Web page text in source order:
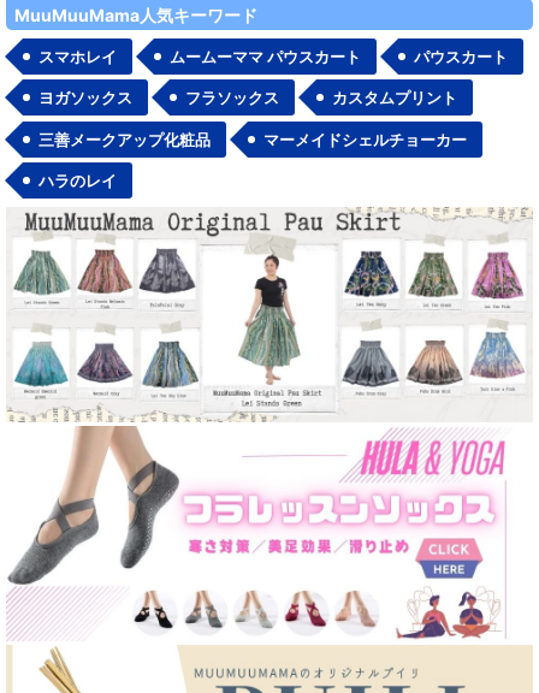
トップス＆パーカー
ボトムス
オンデマンド プリント
フラTシャツ各種
パウスカート
タヒチアンパレオ類
ハワイアン レイ 各種
ヘアクリップ&アクセサリー
ファブリック（生地）
フラ楽器
ステージコスチューム
舞台用化粧品
バッグ各種
セール品&見切り品
ネコポス対応商品一覧
舞台衣装／ステージ衣装
カジュアルウェア
カジュアルステージ衣装
ハワイアンウェディング参列用
ハワイアンブランド
ゆったり派商品
MuuMuuMama人気キーワード
スマホレイ ムームーママ パウスカート パウスカート
ヨガソックス フラソックス カスタムプリント
三善メークアップ化粧品 マーメイドシェルチョーカー
ハラのレイ